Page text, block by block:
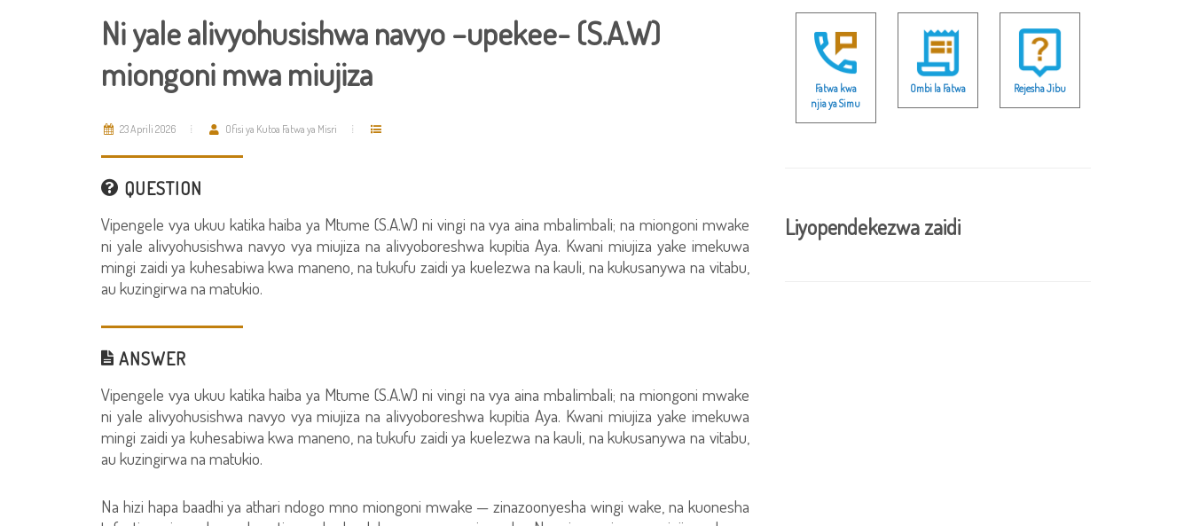
Ni yale alivyohusishwa navyo –upekee- (S.A.W)
miongoni mwa miujiza
23 Aprili 2026 Ofisi ya Kutoa Fatwa ya Misri
QUESTION
Vipengele vya ukuu katika haiba ya Mtume (S.A.W) ni vingi na vya aina mbalimbali; na miongoni mwake
ni yale alivyohusishwa navyo vya miujiza na alivyoboreshwa kupitia Aya. Kwani miujiza yake imekuwa
mingi zaidi ya kuhesabiwa kwa maneno, na tukufu zaidi ya kuelezwa na kauli, na kukusanywa na vitabu,
au kuzingirwa na matukio.
ANSWER
Vipengele vya ukuu katika haiba ya Mtume (S.A.W) ni vingi na vya aina mbalimbali; na miongoni mwake
ni yale alivyohusishwa navyo vya miujiza na alivyoboreshwa kupitia Aya. Kwani miujiza yake imekuwa
mingi zaidi ya kuhesabiwa kwa maneno, na tukufu zaidi ya kuelezwa na kauli, na kukusanywa na vitabu,
au kuzingirwa na matukio.
Na hizi hapa baadhi ya athari ndogo mno miongoni mwake — zinazoonyesha wingi wake, na kuonesha
Fatwa kwa
njia ya Simu
Ombi la Fatwa Rejesha Jibu
Liyopendekezwa zaidi